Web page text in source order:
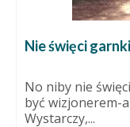
Nie święci
No niby nie
być wizjonerem-
Wystarczy,...